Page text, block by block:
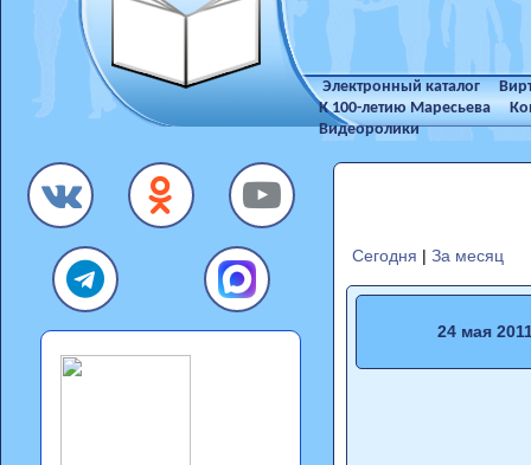
Электронный каталог
К 100-летию Маресьева
Видеоролики
Сегодня | За месяц
24 мая